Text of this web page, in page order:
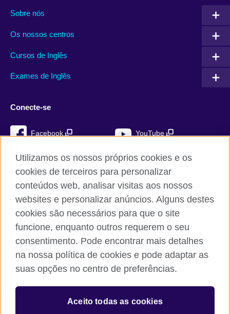
Sobre nós
Os nossos centros
Cursos de Inglês
Exames de Inglês
Conecte-se
Facebook YouTube
Instagram TikTok
British Council global
Mapa do sítio
The United Kingdom’s international organisation for cultural
relations and educational opportunities. A registered charity:
Utilizamos os nossos próprios cookies e os
cookies de terceiros para personalizar
conteúdos web, analisar visitas aos nossos
websites e personalizar anúncios. Alguns destes
cookies são necessários para que o site
funcione, enquanto outros requerem o seu
consentimento. Pode encontrar mais detalhes
na nossa política de cookies e pode adaptar as
suas opções no centro de preferências.
Aceito todas as cookies